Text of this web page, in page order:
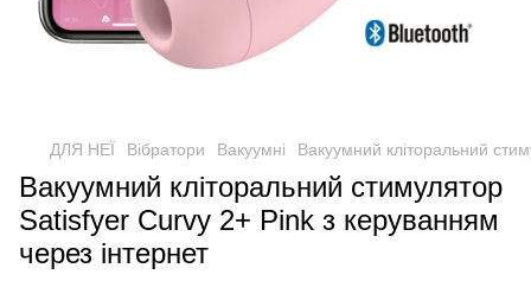
ДЛЯ НЕЇ Вібратори Вакуумні Вакуумний кліторальний
Вакуумний кліторальний стимулятор
Satisfyer Curvy 2+ Pink з керуванням
через інтернет